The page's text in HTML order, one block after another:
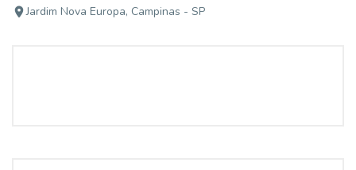
Jardim Nova Europa, Campinas - SP